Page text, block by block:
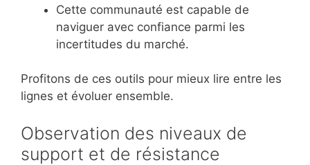
Cette communauté est capable de
naviguer avec confiance parmi les
incertitudes du marché.
Profitons de ces outils pour mieux lire entre les
lignes et évoluer ensemble.
Observation des niveaux de
support et de résistance